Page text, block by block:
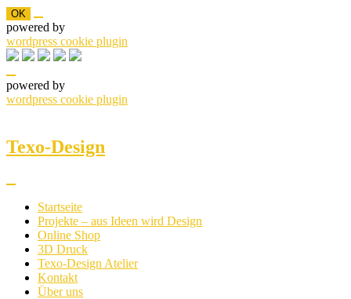
OK
powered by
wordpress cookie plugin
powered by
wordpress cookie plugin
content
Texo-Design
Startseite
Projekte – aus Ideen wird Design
Online Shop
3D Druck
Texo-Design Atelier
Kontakt
Über uns